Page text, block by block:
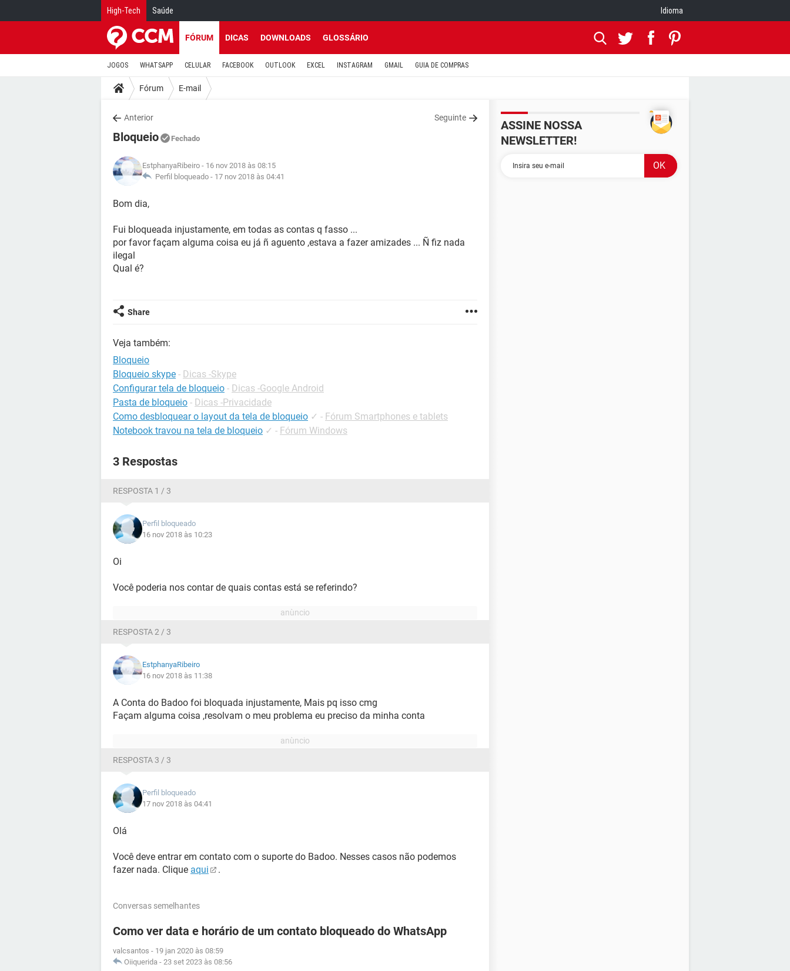
High-Tech Saúde Idioma
FÓRUM DICAS DOWNLOADS GLOSSÁRIO
JOGOS WHATSAPP CELULAR FACEBOOK OUTLOOK EXCEL INSTAGRAM GMAIL GUIA DE COMPRAS
Fórum E-mail
Anterior Seguinte
Bloqueio Fechado
EstphanyaRibeiro - 16 nov 2018 às 08:15
Perfil bloqueado - 17 nov 2018 às 04:41
Bom dia,
Fui bloqueada injustamente, em todas as contas q fasso ...
por favor façam alguma coisa eu já ñ aguento ,estava a fazer amizades ... Ñ fiz nada
ilegal
Qual é?
Share
Veja também:
Bloqueio
Bloqueio skype - Dicas -Skype
Configurar tela de bloqueio - Dicas -Google Android
Pasta de bloqueio - Dicas -Privacidade
Como desbloquear o layout da tela de bloqueio ✓ - Fórum Smartphones e tablets
Notebook travou na tela de bloqueio ✓ - Fórum Windows
3 Respostas
RESPOSTA 1 / 3
Perfil bloqueado
16 nov 2018 às 10:23
Oi
Você poderia nos contar de quais contas está se referindo?
RESPOSTA 2 / 3
EstphanyaRibeiro
16 nov 2018 às 11:38
A Conta do Badoo foi bloquada injustamente, Mais pq isso cmg
Façam alguma coisa ,resolvam o meu problema eu preciso da minha conta
RESPOSTA 3 / 3
Perfil bloqueado
17 nov 2018 às 04:41
Olá
Você deve entrar em contato com o suporte do Badoo. Nesses casos não podemos
fazer nada. Clique aqui .
Conversas semelhantes
Como ver data e horário de um contato bloqueado do WhatsApp
valcsantos - 19 jan 2020 às 08:59
Oiiquerida - 23 set 2023 às 08:56
ASSINE NOSSA
NEWSLETTER!